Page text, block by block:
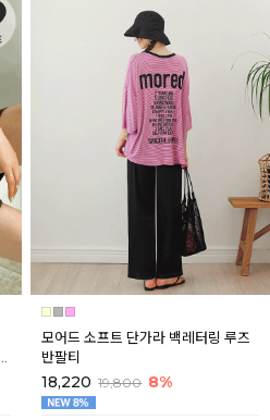
모어드 소프트 단가라 백레터링 루즈
반팔티
18,220 19,800 8%